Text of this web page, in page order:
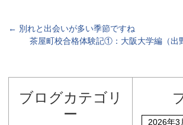
← 別れと出会いが多い季節ですね
茶屋町校合格体験記①：大阪大学編（出
ブログカテゴリ
ー
2026年3